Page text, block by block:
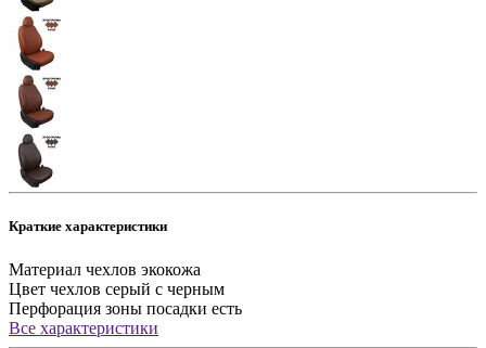
Краткие характеристики
Материал чехлов экокожа
Цвет чехлов серый с черным
Перфорация зоны посадки есть
Все характеристики